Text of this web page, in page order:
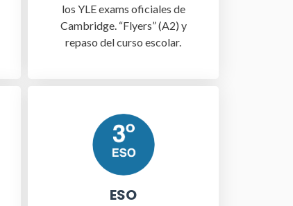
los YLE exams oficiales de
Cambridge. “Flyers” (A2) y
repaso del curso escolar.
ESO